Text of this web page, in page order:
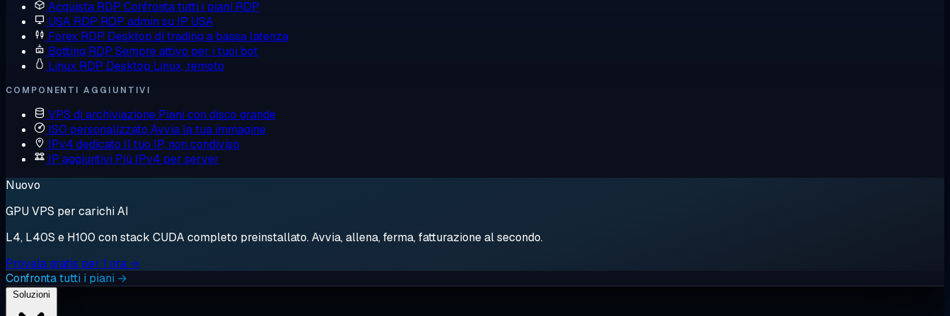
Acquista RDP Confronta tutti i piani RDP
USA RDP RDP admin su IP USA
Forex RDP Desktop di trading a bassa latenza
Botting RDP Sempre attivo per i tuoi bot
Linux RDP Desktop Linux, remoto
COMPONENTI AGGIUNTIVI
VPS di archiviazione Piani con disco grande
ISO personalizzato Avvia la tua immagine
IPv4 dedicato Il tuo IP, non condiviso
IP aggiuntivi Più IPv4 per server
Nuovo
GPU VPS per carichi AI
L4, L40S e H100 con stack CUDA completo preinstallato. Avvia, allena, ferma, fatturazione al secondo.
Provala gratis per 1 ora →
Confronta tutti i piani →